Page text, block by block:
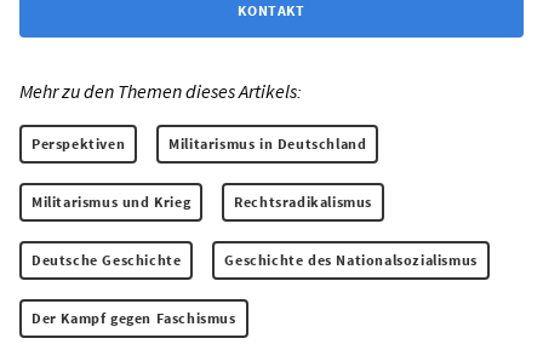
KONTAKT
Mehr zu den Themen dieses Artikels:
Perspektiven Militarismus in Deutschland
Militarismus und Krieg Rechtsradikalismus
Deutsche Geschichte Geschichte des Nationalsozialismus
Der Kampf gegen Faschismus